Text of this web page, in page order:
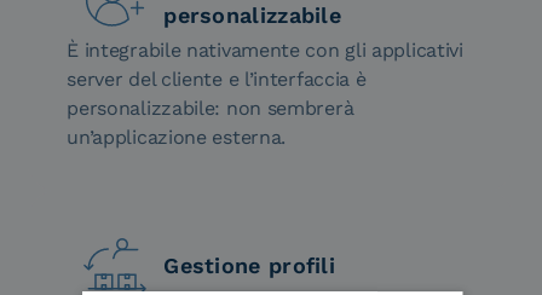
personalizzabile
È integrabile nativamente con gli applicativi
server del cliente e l’interfaccia è
personalizzabile: non sembrerà
un’applicazione esterna.
Gestione profili